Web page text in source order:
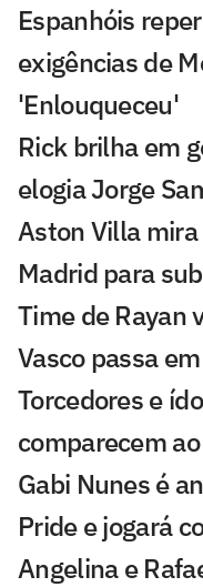
Espanhóis
exigências de
'Enlouqueceu'
Rick brilha em
elogia Jorge
Aston Villa
Madrid para
Time de Rayan
Vasco passa
Torcedores e
comparecem
Gabi Nunes é
Pride e jogará
Angelina e